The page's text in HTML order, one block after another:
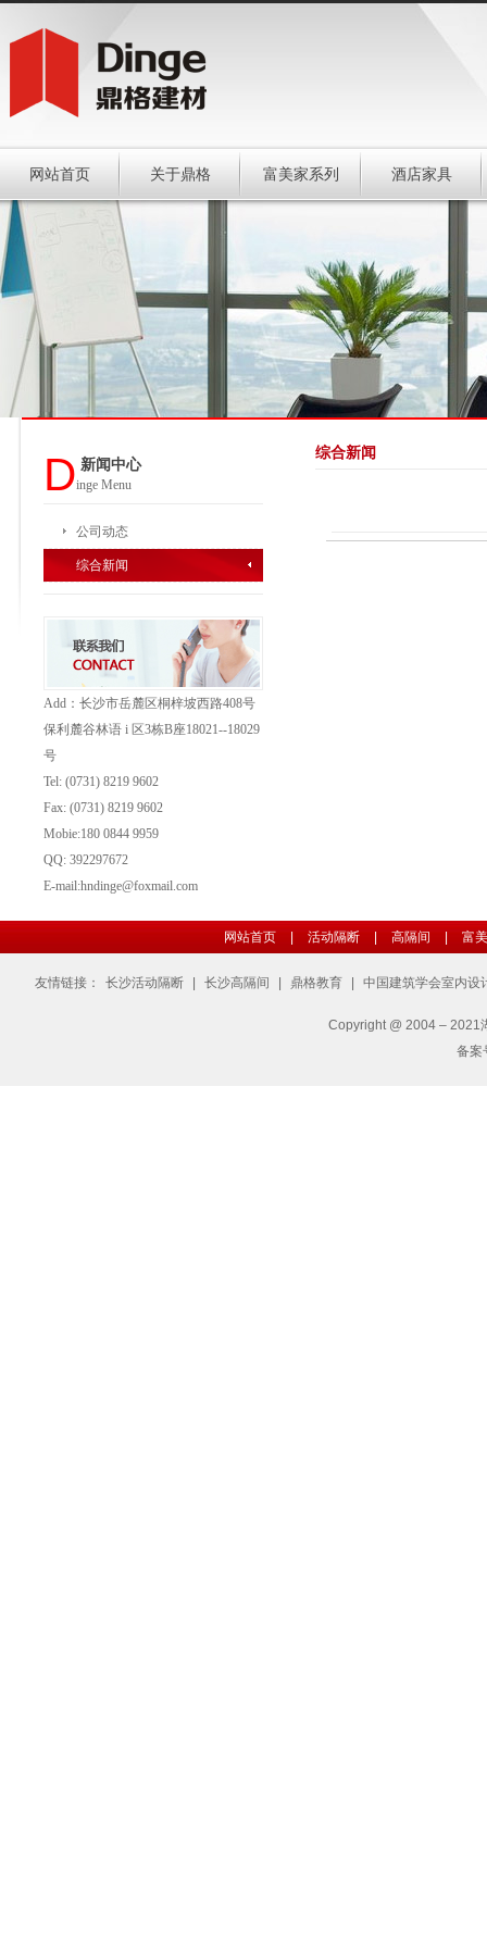
网站首页 关于鼎格 富美家系列 酒店家具
D 新闻中心
inge Menu
公司动态
综合新闻
Add：长沙市岳麓区桐梓坡西路408号
保利麓谷林语 i 区3栋B座18021--18029
号
Tel: (0731) 8219 9602
Fax: (0731) 8219 9602
Mobie:180 0844 9959
QQ: 392297672
E-mail:hndinge@foxmail.com
综合新闻
网站首页 活动隔断 高隔间 富
友情链接： 长沙活动隔断 长沙高隔间 鼎格教育 中国建筑学会室内设
Copyright @ 2004 – 2021
备案